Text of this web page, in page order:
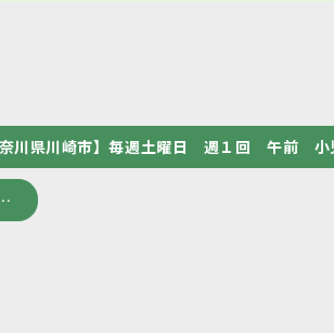
奈川県川崎市】毎週土曜日 週１回 午前